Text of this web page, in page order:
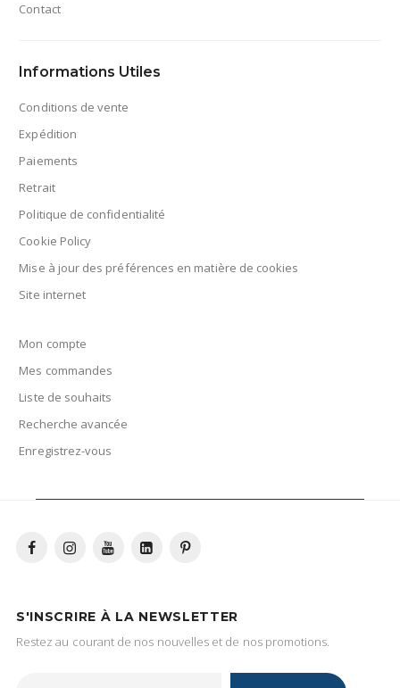
Contact
Informations Utiles
Conditions de vente
Expédition
Paiements
Retrait
Politique de confidentialité
Cookie Policy
Mise à jour des préférences en matière de cookies
Site internet
Mon compte
Mes commandes
Liste de souhaits
Recherche avancée
Enregistrez-vous
S'INSCRIRE À LA NEWSLETTER
Restez au courant de nos nouvelles et de nos promotions.